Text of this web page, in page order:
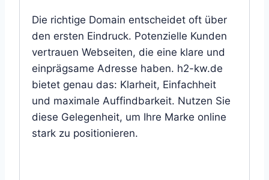
Die richtige Domain entscheidet oft über
den ersten Eindruck. Potenzielle Kunden
vertrauen Webseiten, die eine klare und
einprägsame Adresse haben. h2-kw.de
bietet genau das: Klarheit, Einfachheit
und maximale Auffindbarkeit. Nutzen Sie
diese Gelegenheit, um Ihre Marke online
stark zu positionieren.